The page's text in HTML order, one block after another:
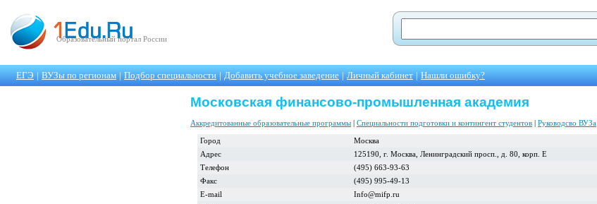
Образовательный портал России
ЕГЭ | ВУЗы по регионам | Подбор специальности | Добавить учебное заведение | Личный кабинет | Нашли ошибку?
Московская финансово-промышленная академия
Аккредитованные образовательные программы Специальности подготовки и контингент студентов Руководсво ВУЗа
Город
Москва
Адрес
125190, г. Москва, Ленинградский просп., д. 80, корп. Е
Телефон
(495) 663-93-63
Факс
(495) 995-49-13
E-mail
Info@mifp.ru